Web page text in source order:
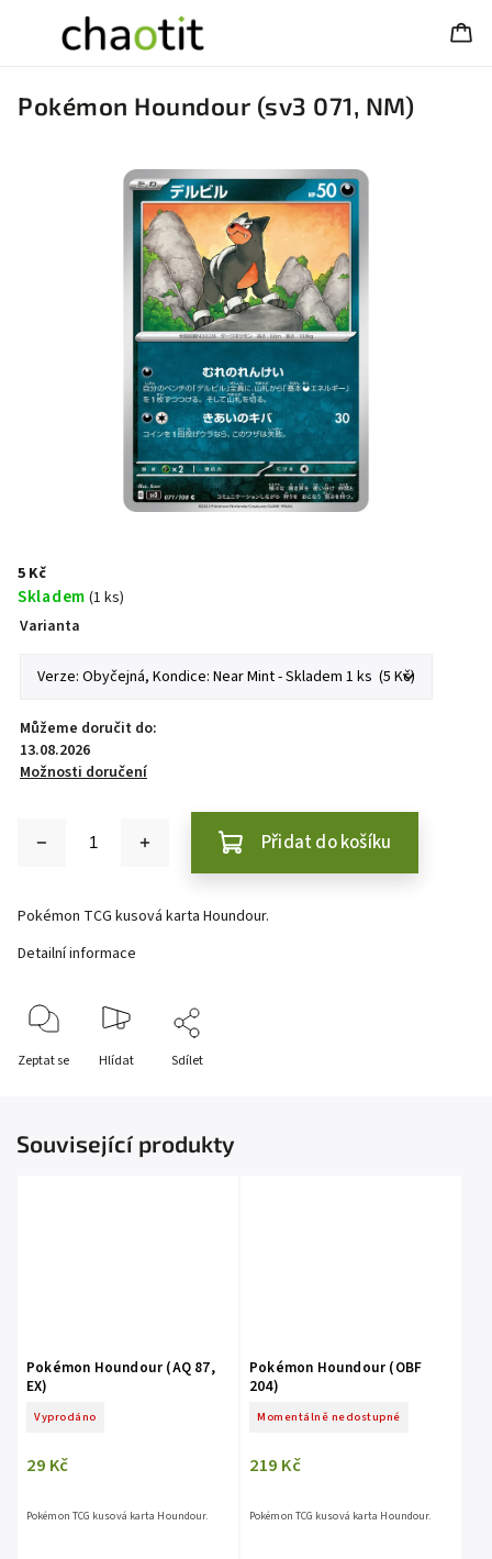
Pokémon Houndour (sv3 071, NM)
5 Kč
Skladem (1 ks)
Varianta
Můžeme doručit do:
13.08.2026
Možnosti doručení
Přidat do košíku
Pokémon TCG kusová karta Houndour.
Detailní informace
Zeptat se Hlídat Sdílet
Související produkty
Pokémon Houndour (AQ 87,
EX)
Vyprodáno
29 Kč
Pokémon TCG kusová karta Houndour.
Pokémon Houndour (OBF
204)
Momentálně nedostupné
219 Kč
Pokémon TCG kusová karta Houndour.